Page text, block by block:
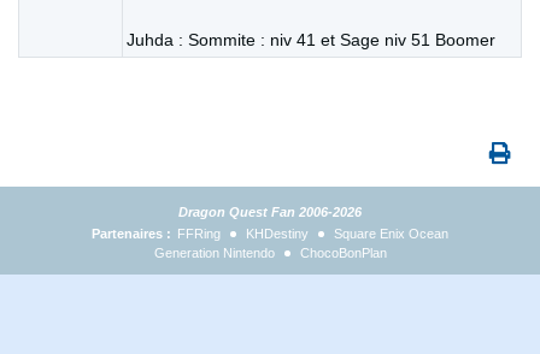
Juhda : Sommite : niv 41 et Sage niv 51 Boomer
Dragon Quest Fan 2006-2026
Partenaires : FFRing KHDestiny
Square Enix Ocean
Generation Nintendo
ChocoBonPlan